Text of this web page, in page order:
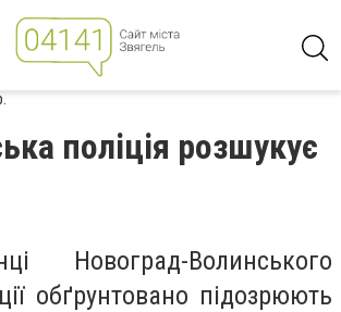
поліція розшукує
Новоград-Волинського
обґрунтовано підозрюють